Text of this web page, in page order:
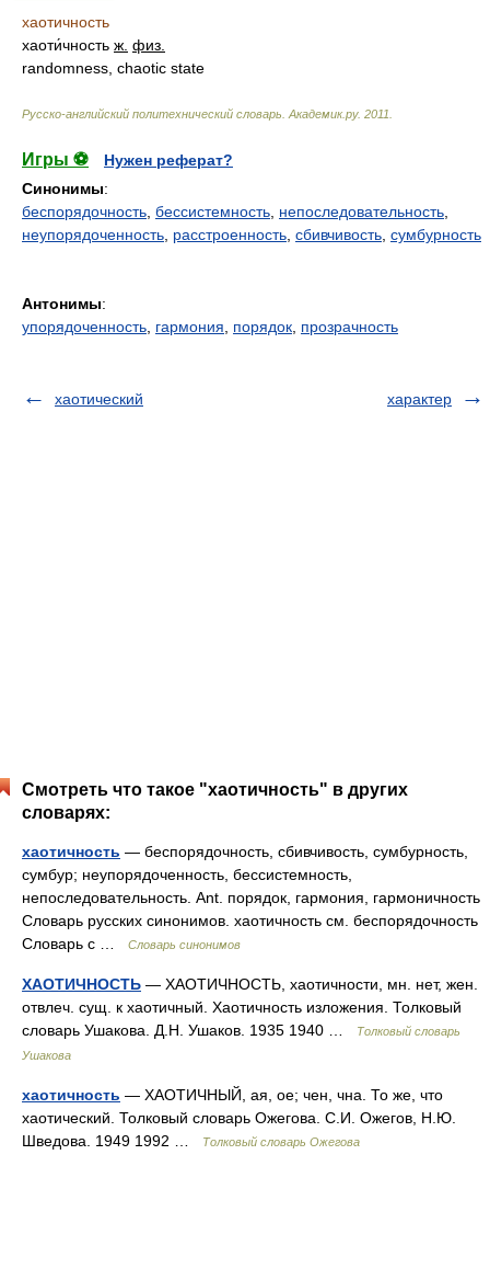
хаотичность
хаоти́чность ж. физ.
randomness, chaotic state
Русско-английский политехнический словарь Академик.ру. 2011
Игры ⚽
Нужен реферат?
Синонимы:
беспорядочность бессистемность непоследовательность
неупорядоченность расстроенность сбивчивость сумбурность
Антонимы:
упорядоченность гармония порядок прозрачность
хаотический характер
Смотреть что такое "хаотичность" в других
словарях:
хаотичность — беспорядочность, сбивчивость, сумбурность,
сумбур; неупорядоченность, бессистемность,
непоследовательность. Ant. порядок, гармония, гармоничность
Словарь русских синонимов. хаотичность см. беспорядочность
Словарь с …
Словарь синонимов
ХАОТИЧНОСТЬ — ХАОТИЧНОСТЬ, хаотичности, мн. нет, жен.
отвлеч. сущ. к хаотичный. Хаотичность изложения. Толковый
словарь Ушакова. Д.Н. Ушаков. 1935 1940 …
Толковый словарь
Ушакова
хаотичность — ХАОТИЧНЫЙ, ая, ое; чен, чна. То же, что
хаотический. Толковый словарь Ожегова. С.И. Ожегов, Н.Ю.
Шведова. 1949 1992 …
Толковый словарь Ожегова